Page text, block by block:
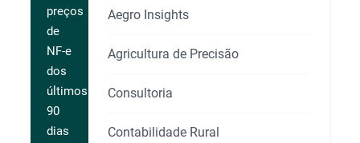
preços
de
NF-e
dos
últimos
90
dias
Aegro Insights
Agricultura de Precisão
Consultoria
Contabilidade Rural